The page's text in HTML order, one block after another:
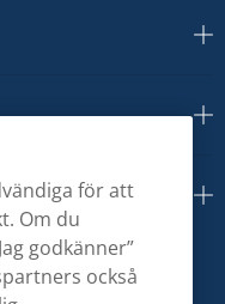
för att
Om du
godkänner”
också